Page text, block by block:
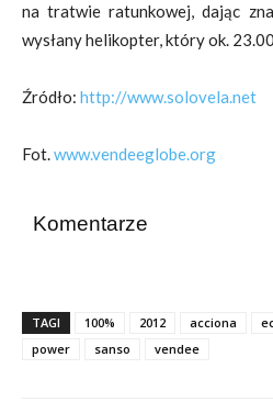
na tratwie ratunkowej, dając
wysłany helikopter, który ok.
Źródło: http://www.solovela.net
Fot.www.vendeeglobe.org
Komentarze
TAGI 100% 2012 acciona
power
sanso vendee